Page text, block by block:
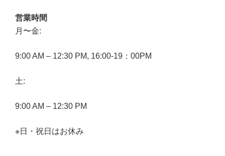
営業時間
月〜金:
9:00 AM – 12:30 PM, 16:00-19：00PM
土:
9:00 AM – 12:30 PM
※日・祝日はお休み